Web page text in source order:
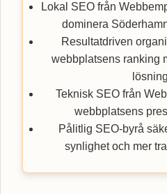
Lokal SEO från
dominera
Resultatdriven
webbplatsens ranking
Teknisk SEO från
webbplatsens
Pålitlig SEO-byrå
synlighet och mer